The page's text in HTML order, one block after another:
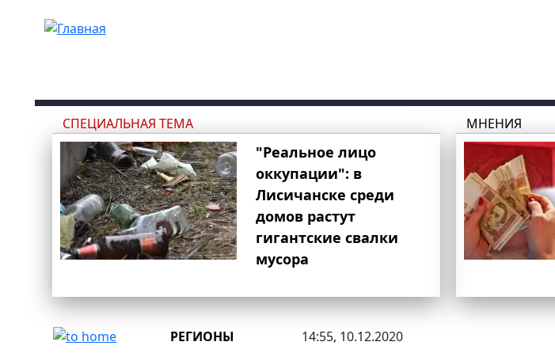
СПЕЦИАЛЬНАЯ ТЕМА
"Реальное лицо
оккупации": в
Лисичанске среди
домов растут
гигантские свалки
мусора
МНЕНИЯ
РЕГИОНЫ 14:55, 10.12.2020